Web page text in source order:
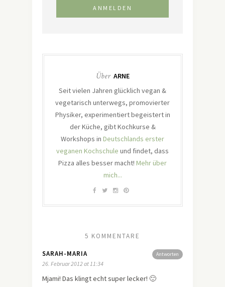
Über ARNE
Seit vielen Jahren glücklich vegan &
vegetarisch unterwegs, promovierter
Physiker, experimentiert begeistert in
der Küche, gibt Kochkurse &
Workshops in Deutschlands erster
veganen Kochschule und findet, dass
Pizza alles besser macht! Mehr über
mich...
5 KOMMENTARE
Antworten
SARAH-MARIA
26. Februar 2012 at 11:34
Mjami! Das klingt echt super lecker! 🙂